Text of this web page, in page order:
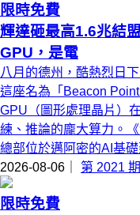
限時免費
輝達砸最高1.6兆結
GPU，是電
八月的德州，酷熱烈日
這座名為「Beacon
GPU（圖形處理晶片）
練、推論的龐大算力。
總部位於邁阿密的AI基
2026-08-06｜ 第 2021 期
限時免費